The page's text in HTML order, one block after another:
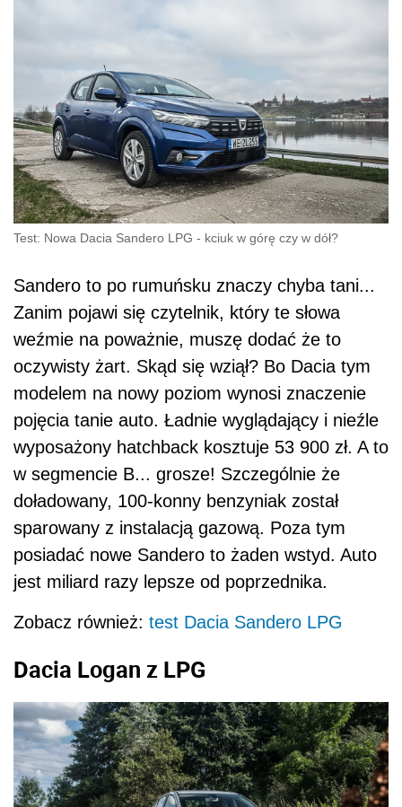
Test: Nowa Dacia Sandero LPG - kciuk w górę czy w dół?
Sandero to po rumuńsku znaczy chyba tani...
Zanim pojawi się czytelnik, który te słowa
weźmie na poważnie, muszę dodać że to
oczywisty żart. Skąd się wziął? Bo Dacia tym
modelem na nowy poziom wynosi znaczenie
pojęcia tanie auto. Ładnie wyglądający i nieźle
wyposażony hatchback kosztuje 53 900 zł. A to
w segmencie B... grosze! Szczególnie że
doładowany, 100-konny benzyniak został
sparowany z instalacją gazową. Poza tym
posiadać nowe Sandero to żaden wstyd. Auto
jest miliard razy lepsze od poprzednika.
Zobacz również: test Dacia Sandero LPG
Dacia Logan z LPG